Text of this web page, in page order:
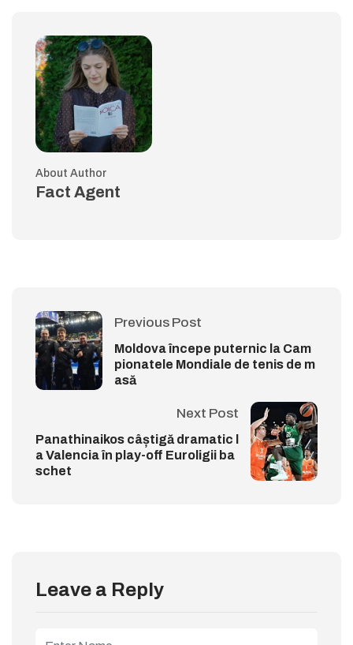
About Author
Fact Agent
Previous Post
Moldova începe puternic la Cam
pionatele Mondiale de tenis de m
asă
Next Post
Panathinaikos câștigă dramatic l
a Valencia în play-off Euroligii ba
schet
Leave a Reply